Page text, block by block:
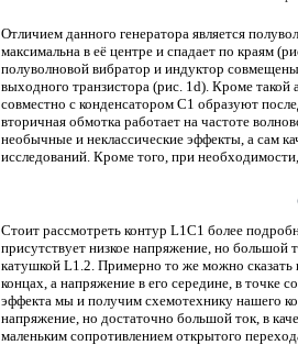
Отличием данного генератора является
максимальна в её центре и спадает по краям
полуволновой вибратор и индуктор совмещены
выходного транзистора (рис. 1d). Кроме такой
совместно с конденсатором C1 образуют
вторичная обмотка работает на частоте
необычные и неклассические эффекты, а сам
исследований. Кроме того, при
Стоит рассмотреть контур L1C1 более
присутствует низкое напряжение, но большой
катушкой L1.2. Примерно то же можно сказать
концах, а напряжение в его середине, в точке
эффекта мы и получим схемотехнику нашего
напряжение, но достаточно большой ток, в
маленьким сопротивлением открытого